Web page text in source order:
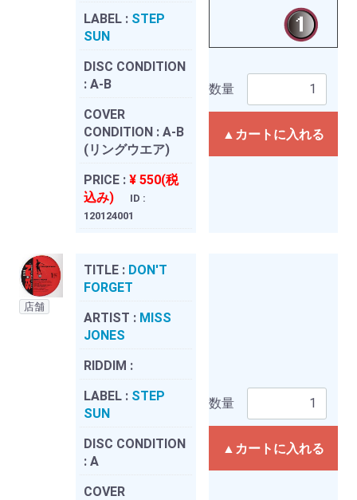
LABEL : STEP
SUN
DISC CONDITION
: A-B
COVER
CONDITION : A-B
(リングウエア)
PRICE : ¥ 550(税
込み)
ID :
120124001
数量
▲カートに入れる
店舗
TITLE : DON'T
FORGET
ARTIST : MISS
JONES
RIDDIM :
LABEL : STEP
SUN
DISC CONDITION
: A
COVER
数量
▲カートに入れる